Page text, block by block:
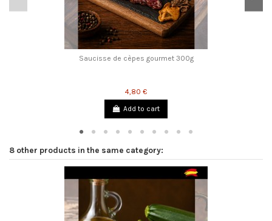
Saucisse de cèpes gourmet 300g
4,80 €
Add to cart
8 other products in the same category: